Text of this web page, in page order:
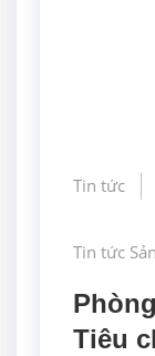
Tin tức
Tin tức
Tiêu